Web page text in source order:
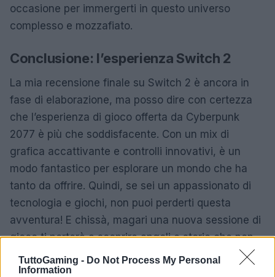
TuttoGaming - Do Not Process My Personal
Information
occasione per immergerti in questo universo
complesso e mozzafiato.
Conclusione: l’esperienza Switch 2
La mia recensione finale su Switch 2 è ancora in
fase di elaborazione, ma posso dire con certezza
che l’esperienza di gioco offerta da Cyberpunk
2077 è più che soddisfacente. Con un mix di
grafica accattivante e controlli innovativi, è un
modo fantastico per esplorare un mondo che ha
tanto da offrire. Quindi, se sei un appassionato di
tecnologia e giochi, non puoi perderti questa
avventura! E chissà, magari una nuova sessione di
gioco ti porterà a scoprire angoli e storie che non
avevi ancora esplorato.